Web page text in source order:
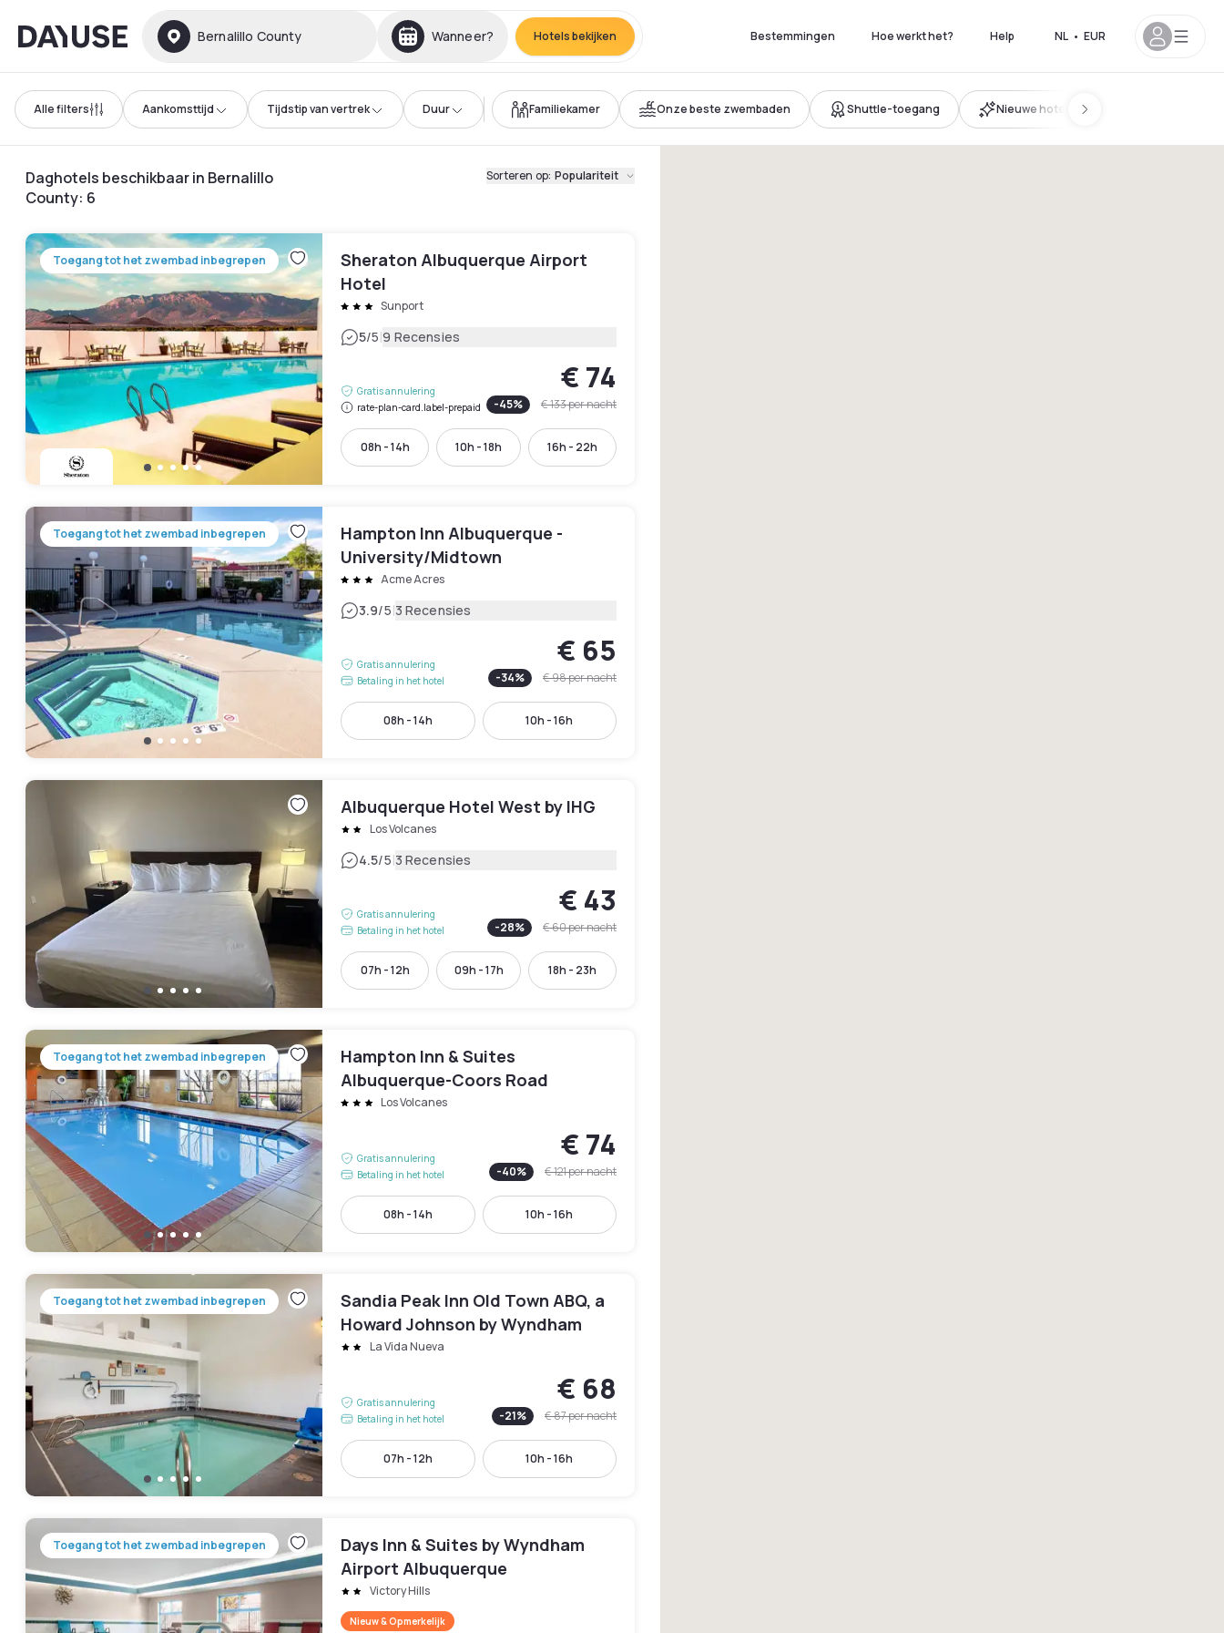
Dayuse Bernalillo County Wanneer? Hotels bekijken Bestemmingen Hoe werkt het? Help NL • EUR
Alle filters Aankomsttijd Tijdstip van vertrek Duur Familiekamer Onze beste zwembaden Shuttle-toegang Nieuwe hotels
Daghotels beschikbaar in Bernalillo
County: 6
Sorteren op: Populariteit
Toegang tot het zwembad inbegrepen
Sheraton Albuquerque Airport
Hotel
Sunport
5/5|9 Recensies
Gratis annulering
rate-plan-card.label-prepaid
€ 74
-45% € 133per nacht
08h - 14h 10h - 18h 16h - 22h
Toegang tot het zwembad inbegrepen
Hampton Inn Albuquerque -
University/Midtown
Acme Acres
3.9/5|3 Recensies
Gratis annulering
Betaling in het hotel
€ 65
-34% € 98per nacht
08h - 14h 10h - 16h
Albuquerque Hotel West by IHG
Los Volcanes
4.5/5|3 Recensies
Gratis annulering
Betaling in het hotel
€ 43
-28% € 60per nacht
07h - 12h 09h - 17h 18h - 23h
Toegang tot het zwembad inbegrepen
Hampton Inn & Suites
Albuquerque-Coors Road
Los Volcanes
Gratis annulering
Betaling in het hotel
€ 74
-40% € 121per nacht
08h - 14h 10h - 16h
Toegang tot het zwembad inbegrepen
Sandia Peak Inn Old Town ABQ, a
Howard Johnson by Wyndham
La Vida Nueva
Gratis annulering
Betaling in het hotel
€ 68
-21% € 87per nacht
07h - 12h 10h - 16h
Toegang tot het zwembad inbegrepen
Days Inn & Suites by Wyndham
Airport Albuquerque
Victory Hills
Nieuw & Opmerkelijk